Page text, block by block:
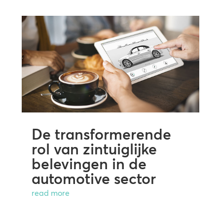
De transformerende
rol van zintuiglijke
belevingen in de
automotive sector
read more